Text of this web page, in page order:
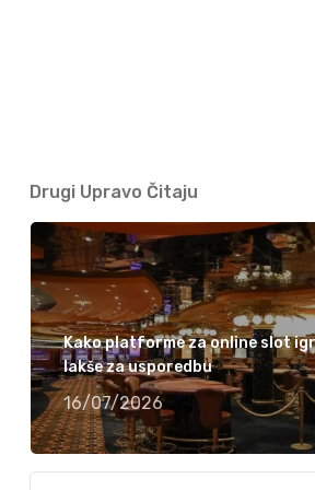
Drugi Upravo Čitaju
Kako platforme za online slot
lakše za usporedbu
16/07/2026